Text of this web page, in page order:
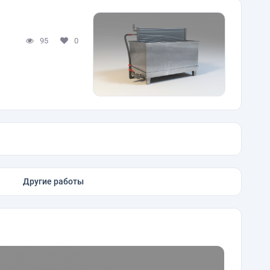
95 0
Другие работы